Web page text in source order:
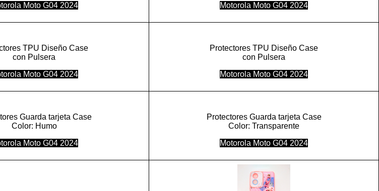
Moto G04 2024
Motorola Moto G04 2024
TPU Diseño Case
con Pulsera
Moto G04 2024
Protectores TPU Diseño Case
con Pulsera
Motorola Moto G04 2024
Guarda tarjeta Case
Color: Humo
Moto G04 2024
Protectores Guarda tarjeta Case
Color: Transparente
Motorola Moto G04 2024